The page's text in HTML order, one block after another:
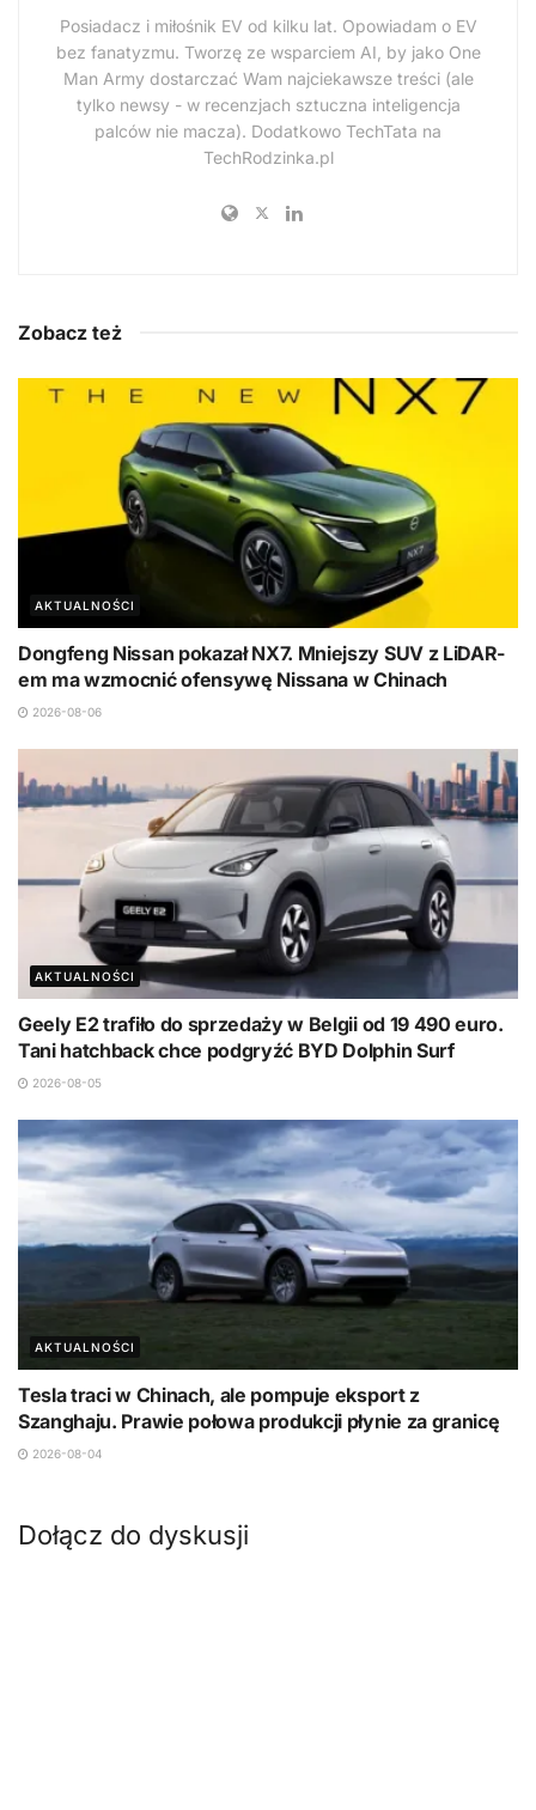
Posiadacz i miłośnik EV od kilku lat. Opowiadam o EV
bez fanatyzmu. Tworzę ze wsparciem AI, by jako One
Man Army dostarczać Wam najciekawsze treści (ale
tylko newsy - w recenzjach sztuczna inteligencja
palców nie macza). Dodatkowo TechTata na
TechRodzinka.pl
Zobacz też
AKTUALNOŚCI
Dongfeng Nissan pokazał NX7. Mniejszy SUV z LiDAR-
em ma wzmocnić ofensywę Nissana w Chinach
2026-08-06
AKTUALNOŚCI
Geely E2 trafiło do sprzedaży w Belgii od 19 490 euro.
Tani hatchback chce podgryźć BYD Dolphin Surf
2026-08-05
AKTUALNOŚCI
Tesla traci w Chinach, ale pompuje eksport z
Szanghaju. Prawie połowa produkcji płynie za granicę
2026-08-04
Dołącz do dyskusji